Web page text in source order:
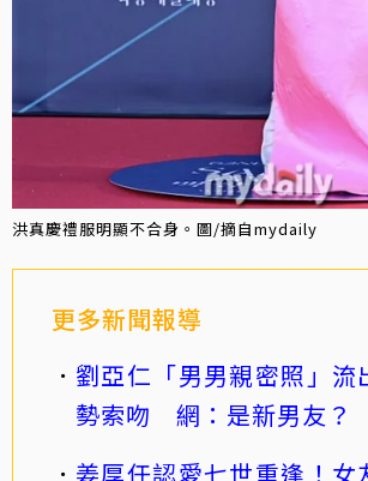
洪真慶禮服明顯不合身。圖/摘自mydaily
更多新聞報導
劉亞仁「男男親密照」流
勢索吻 網：是新男友？
姜厚任認愛七世重逢！女